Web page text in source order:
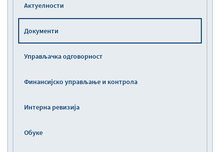
Актуелности
Документи
Управљaчка одговорност
Финансијско управљање и контрола
Интерна ревизија
Обуке